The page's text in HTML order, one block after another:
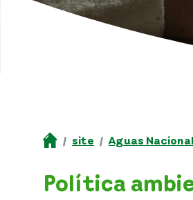
site Aguas
Política